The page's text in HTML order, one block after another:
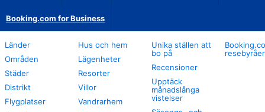
Booking.com for Business
Länder
Områden
Städer
Distrikt
Flygplatser
Hus och hem
Lägenheter
Resorter
Villor
Vandrarhem
Unika ställen att
bo på
Recensioner
Upptäck
månadslånga
vistelser
resebyråer